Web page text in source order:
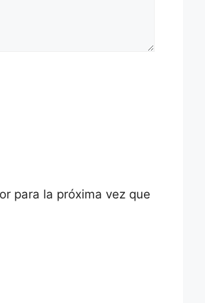
para la próxima vez que